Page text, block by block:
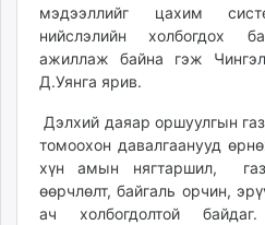
мэдээллийг цахим
нийслэлийн холбогдох
ажиллаж байна гэж
Д.Уянга ярив.
Дэлхий даяар оршуулгын
томоохон давалгаанууд
хүн амын нягтаршил,
өөрчлөлт, байгаль орчин,
ач холбогдолтой